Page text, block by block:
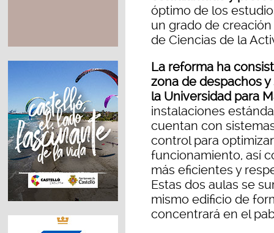
óptimo de los
un grado de
de Ciencias de la
La reforma ha
zona de despachos
la Universidad para
instalaciones
cuentan con
control para
funcionamiento, así
más eficientes y
Estas dos aulas se
mismo edificio de
concentrará en el